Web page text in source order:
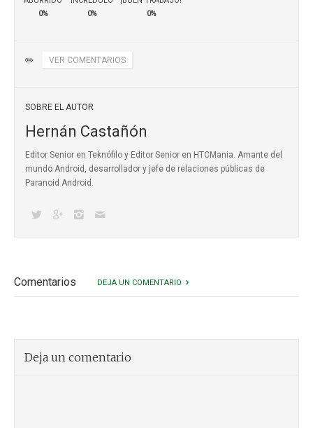
0%
0%
0%
✏️ VER COMENTARIOS
SOBRE EL AUTOR
Hernán Castañón
Editor Senior en Teknófilo y Editor Senior en HTCMania. Amante del
mundo Android, desarrollador y jefe de relaciones públicas de
Paranoid Android.
Comentarios DEJA UN COMENTARIO
Deja un comentario